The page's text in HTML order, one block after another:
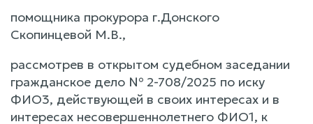
помощника прокурора г.Донского
Скопинцевой М.В.,
рассмотрев в открытом судебном заседании
гражданское дело № 2-708/2025 по иску
ФИО3, действующей в своих интересах и в
интересах несовершеннолетнего ФИО1, к